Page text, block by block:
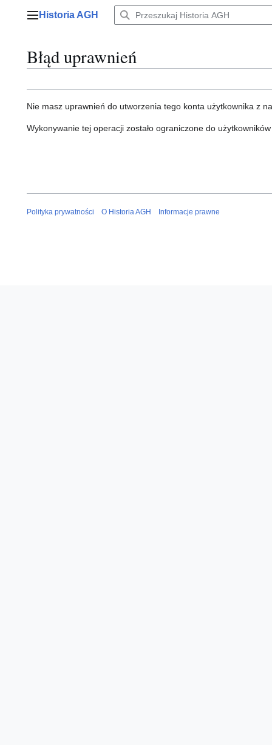
Menu główne
Historia AGH
Błąd uprawnień
Nie masz uprawnień do utworzenia tego konta użytkownika z
Wykonywanie tej operacji zostało ograniczone do
Polityka prywatności O Historia AGH Informacje prawne